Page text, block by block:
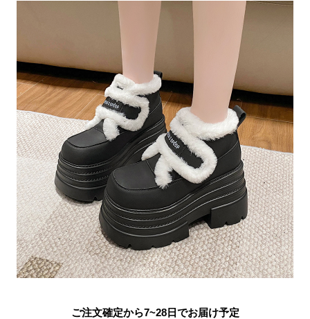
ご注文確定から7~28日でお届け予定